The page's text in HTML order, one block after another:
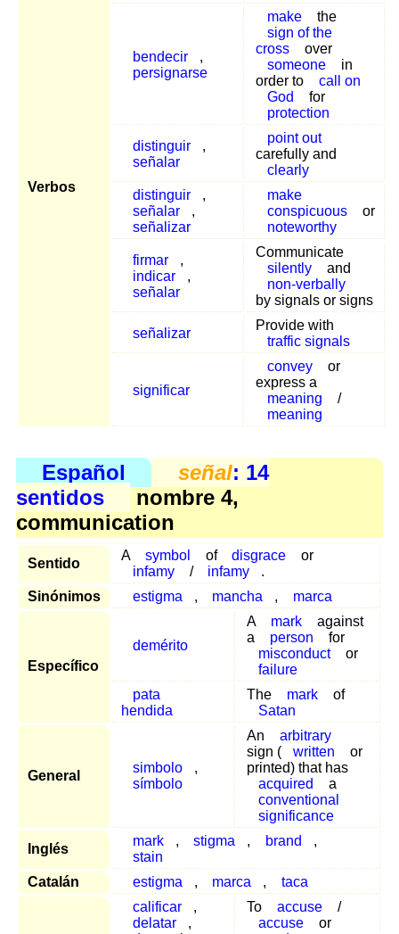
Verbos
bendecir
,
persignarse
make
the
sign of the
cross
over
someone
in
order to
call on
God
for
protection
distinguir
,
señalar
point out
carefully and
clearly
distinguir
,
señalar
,
señalizar
make
conspicuous
or
noteworthy
firmar
,
indicar
,
señalar
Communicate
silently
and
non-verbally
by signals or signs
señalizar
Provide with
traffic signals
significar
convey
or
express a
meaning
/
meaning
Español señal: 14
sentidos
nombre 4,
communication
Sentido
A symbol of disgrace
or
infamy
/ infamy
.
Sinónimos
estigma , mancha , marca
Específico
demérito
A mark
against
a
person
for
misconduct
or
failure
pata
hendida
The mark
of
Satan
General
simbolo
,
símbolo
An
arbitrary
sign (
written
or
printed) that has
acquired
a
conventional
significance
Inglés
mark , stigma , brand
,
stain
Catalán
estigma , marca ,
taca
calificar
,
delatar
,
To accuse
/
accuse
or